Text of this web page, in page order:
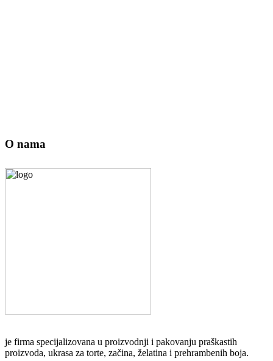
O nama
je firma specijalizovana u proizvodnji i pakovanju praškastih
proizvoda, ukrasa za torte, začina, želatina i prehrambenih boja.